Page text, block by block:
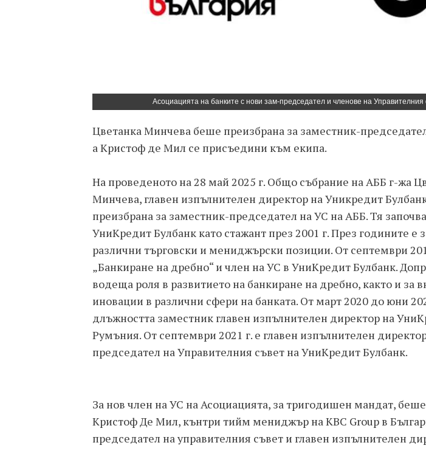
Асоциацията на банките с нови зам-председател и членове на Управителния
Цветанка Минчева беше преизбрана за заместник-
а Кристоф де Мил се присъедини към екипа.
На проведеното на 28 май 2025 г. Общо събрание на АББ г-жа
Минчева, главен изпълнителен директор на Уникредит
преизбрана за заместник-председател на УС на АББ. Тя
УниКредит Булбанк като стажант през 2001 г. През годините е
различни търговски и мениджърски позиции. От септември
„Банкиране на дребно“ и член на УС в УниКредит Булбанк.
водеща роля в развитието на банкиране на дребно, както и за
иновации в различни сфери на банката. От март 2020 до юни
длъжността заместник главен изпълнителен директор на
Румъния. От септември 2021 г. е главен изпълнителен
председател на Управителния съвет на УниКредит Булбанк.
За нов член на УС на Асоциацията, за тригодишен мандат,
Кристоф Де Мил, кънтри тийм мениджър на KBC Group в
председател на управителния съвет и главен изпълнителен